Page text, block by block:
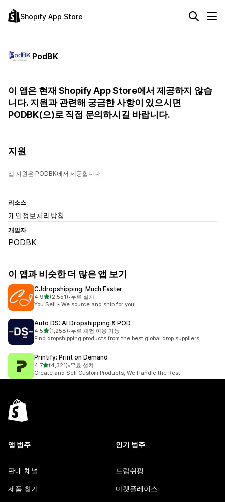
Shopify App Store
PodBK
이 앱은 현재 Shopify App Store에서 제공하지 않습
니다. 지원과 관련해 궁금한 사항이 있으시면
PODBK(으)로 직접 문의하시길 바랍니다.
지원
앱 지원은 PODBK에서 제공합니다.
리소스
개인정보처리방침
개발자
PODBK
이 앱과 비슷한 더 많은 앱 보기
CJdropshipping: Much Faster
4.9별 5개 중
(2,551)
총 리뷰 2551개
•무료 설치
You Sell - We source and ship for you!
Auto DS: AI Dropshipping & POD
4.5별 5개 중
(1,258)
총 리뷰 1258개
•무료 체험 이용 가능
Find dropshipping products from the best global drop suppliers
Printify: Print on Demand
4.7별 5개 중
(4,321)
총 리뷰 4321개
•무료 설치
Create and Sell Custom Products, We Handle the Rest.
앱 범주
판매 채널
제품 찾기
인기 범주
드랍쉬핑
마켓플레이스